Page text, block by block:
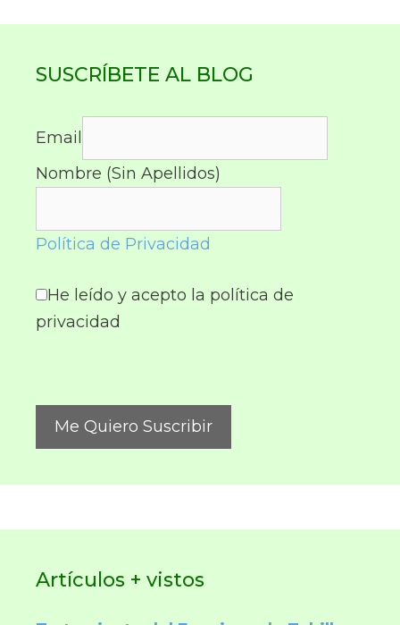
SUSCRÍBETE AL BLOG
Email
Nombre (Sin Apellidos)
Política de Privacidad
He leído y acepto la política de
privacidad
Artículos + vistos